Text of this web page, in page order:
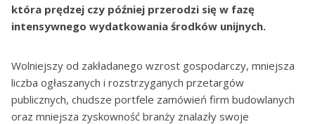
która prędzej czy później przerodzi się w fazę
intensywnego wydatkowania środków unijnych.
Wolniejszy od zakładanego wzrost gospodarczy, mniejsza
liczba ogłaszanych i rozstrzyganych przetargów
publicznych, chudsze portfele zamówień firm budowlanych
oraz mniejsza zyskowność branży znalazły swoje